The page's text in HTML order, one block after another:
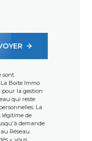
sont
Boite Immo
la gestion
qui reste
La
légitime de
demande
Réseau.
», vous